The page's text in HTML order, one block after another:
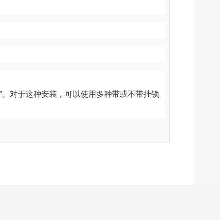
对于这种安装，可以使用多种带或不带挂锁